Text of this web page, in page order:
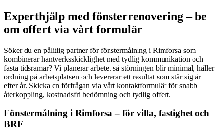
Experthjälp med fönsterrenovering – be
om offert via vårt formulär
Söker du en pålitlig partner för fönstermålning i Rimforsa som
kombinerar hantverksskicklighet med tydlig kommunikation och
fasta tidsramar? Vi planerar arbetet så störningen blir minimal, håller
ordning på arbetsplatsen och levererar ett resultat som står sig år
efter år. Skicka en förfrågan via vårt kontaktformulär för snabb
återkoppling, kostnadsfri bedömning och tydlig offert.
Fönstermålning i Rimforsa – för villa, fastighet och
BRF